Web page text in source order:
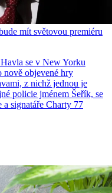
mít světovou premiéru
se v New Yorku
nově objevené hry
z nichž jednou je
policie jménem Šeřík, se
a signatáře Charty 77